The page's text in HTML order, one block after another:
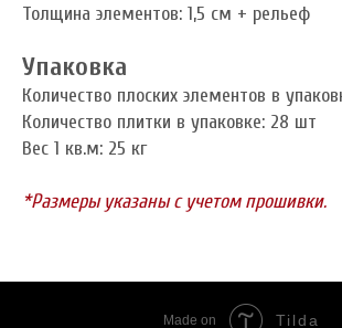
Толщина элементов: 1,5 см + рельеф
Упаковка
Количество плоских элементов в
Количество плитки в упаковке: 28 шт
Вес 1 кв.м: 25 кг
*Размеры указаны с учетом прошивки.
Made on Tilda